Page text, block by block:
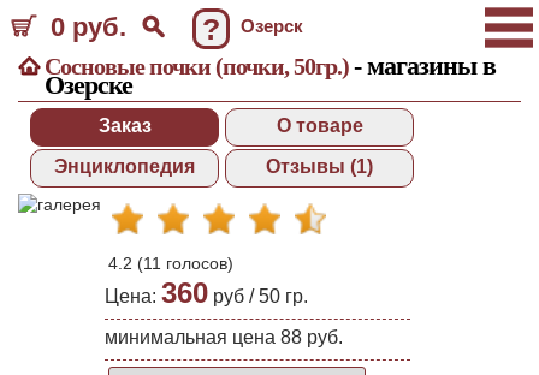
0 руб. ? Озерск
Сосновые почки (почки, 50гр.)- магазины в
Озерске
Заказ
О товаре
Энциклопедия
Отзывы (1)
4.2 (11 голосов)
Цена: 360 руб /50 гр.
минимальная цена 88 руб.